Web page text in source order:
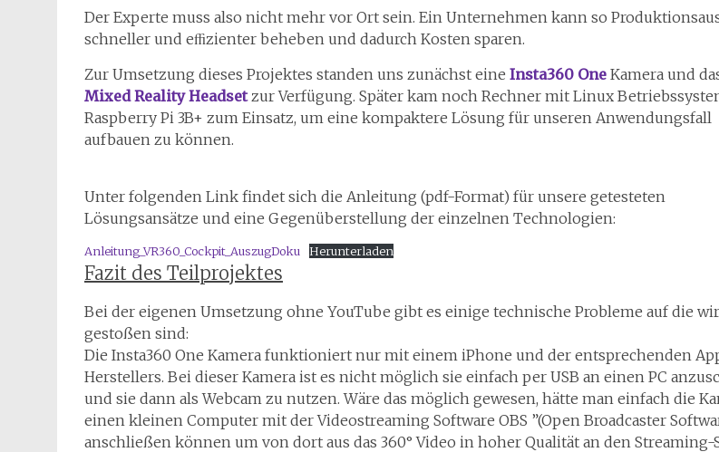
Der Experte muss also nicht mehr vor Ort sein. Ein Unternehmen kann so
schneller und eﬃzienter beheben und dadurch Kosten sparen.
Zur Umsetzung dieses Projektes standen uns zunächst eine Insta360 One Kamera und
Mixed Reality Headsetzur Verfügung. Später kam noch Rechner mit Linux
Raspberry Pi 3B+ zum Einsatz, um eine kompaktere Lösung für unseren Anwendungsfall
aufbauen zu können.
Unter folgenden Link findet sich die Anleitung (pdf-Format) für unsere getesteten
Lösungsansätze und eine Gegenüberstellung der einzelnen Technologien:
Anleitung_VR360_Cockpit_AuszugDoku Herunterladen
Fazit des Teilprojektes
Bei der eigenen Umsetzung ohne YouTube gibt es einige technische Probleme auf die wir
gestoßen sind:
Die Insta360 One Kamera funktioniert nur mit einem iPhone und der entsprechenden
Herstellers. Bei dieser Kamera ist es nicht möglich sie einfach per USB an einen PC
und sie dann als Webcam zu nutzen. Wäre das möglich gewesen, hätte man einfach die
einen kleinen Computer mit der Videostreaming Software OBS ”(Open Broadcaster
anschließen können um von dort aus das 360° Video in hoher Qualität an den Streaming-